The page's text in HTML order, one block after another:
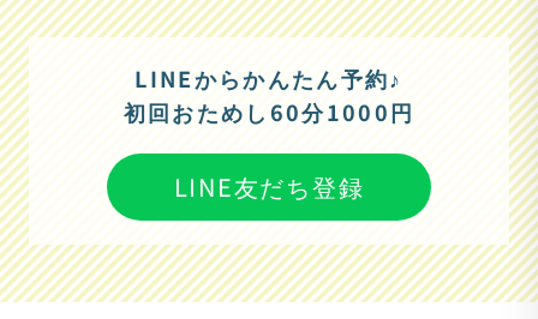
LINEからかんたん予約♪
初回おためし60分1000円
LINE友だち登録